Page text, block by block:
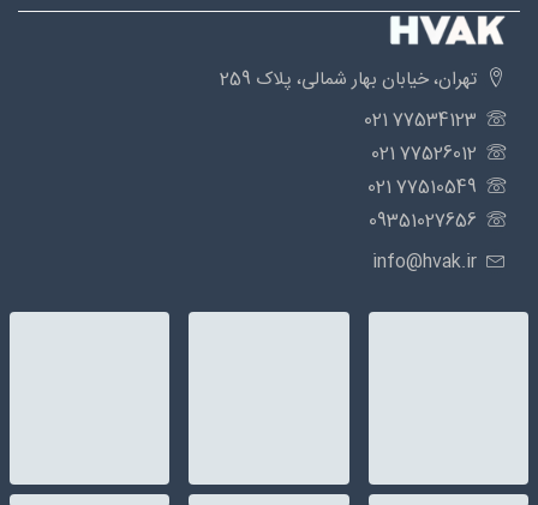
تهران، خیابان بهار شمالی، پلاک 259
77534123 021
77526012 021
77510549 021
09351027656
info@hvak.ir